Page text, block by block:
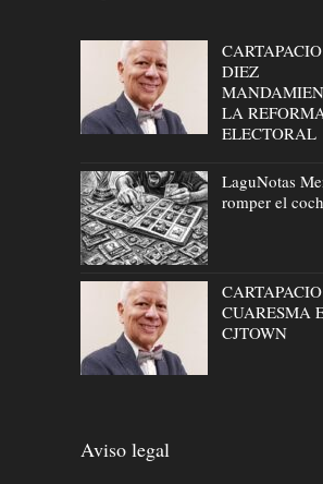
DIEZ
LA
ELECTORAL
LaguNotas
romper el
CUARESMA
CJTOWN
Aviso legal